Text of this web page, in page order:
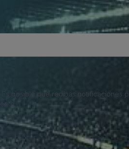
. Es posible que recibas notificaciones